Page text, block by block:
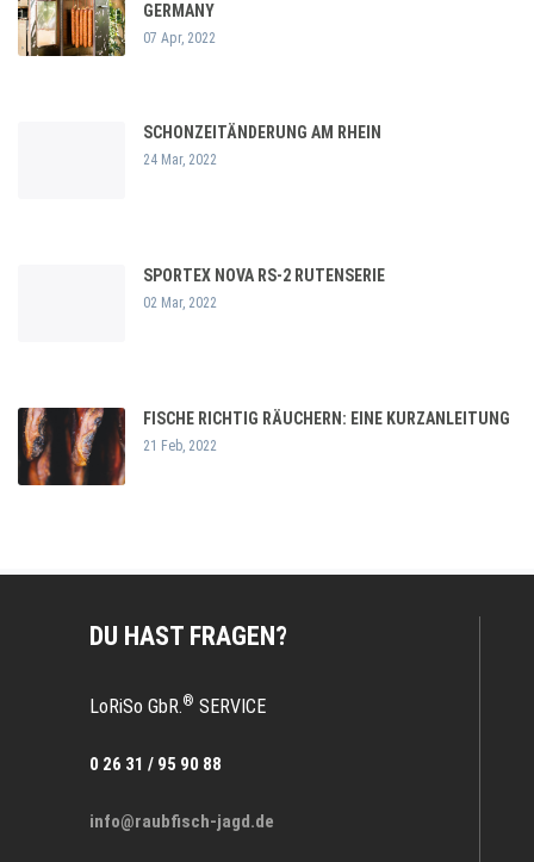
GERMANY
07 Apr, 2022
SCHONZEITÄNDERUNG AM RHEIN
24 Mar, 2022
SPORTEX NOVA RS-2 RUTENSERIE
02 Mar, 2022
FISCHE RICHTIG RÄUCHERN: EINE KURZANLEITUNG
21 Feb, 2022
DU HAST FRAGEN?
LoRiSo GbR.® SERVICE
0 26 31 / 95 90 88
info@raubfisch-jagd.de